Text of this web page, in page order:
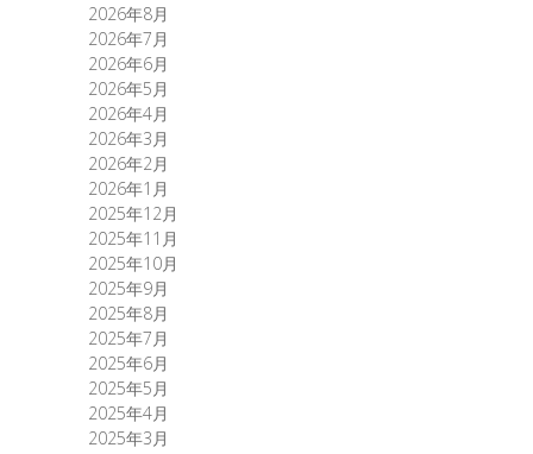
2026年8月
2026年7月
2026年6月
2026年5月
2026年4月
2026年3月
2026年2月
2026年1月
2025年12月
2025年11月
2025年10月
2025年9月
2025年8月
2025年7月
2025年6月
2025年5月
2025年4月
2025年3月